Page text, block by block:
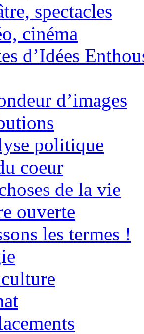
spectacles
cinéma
d’Idées
d’images
politique
coeur
de la vie
ouverte
les termes !